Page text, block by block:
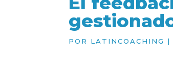
POR LATINCOACHING